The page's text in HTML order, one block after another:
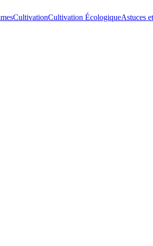
CultivationCultivation ÉcologiqueAstuces